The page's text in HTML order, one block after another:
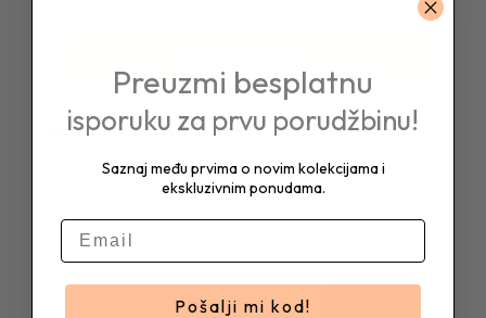
Nijansa
Preuzmi besplatnu
isporuku za prvu porudžbinu!
Saznaj među prvima o novim kolekcijama i
ekskluzivnim ponudama.
E-mail
Pošalji mi kod!